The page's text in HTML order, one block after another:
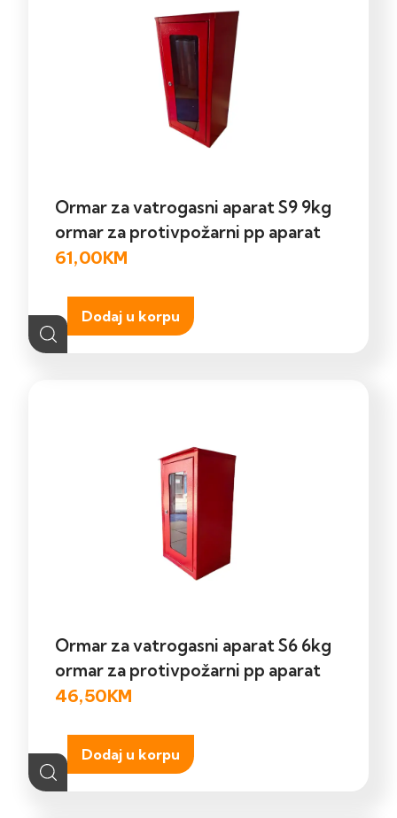
Ormar za vatrogasni aparat S9 9kg
ormar za protivpožarni pp aparat
61,00KM
Dodaj u korpu
Ormar za vatrogasni aparat S6 6kg
ormar za protivpožarni pp aparat
46,50KM
Dodaj u korpu